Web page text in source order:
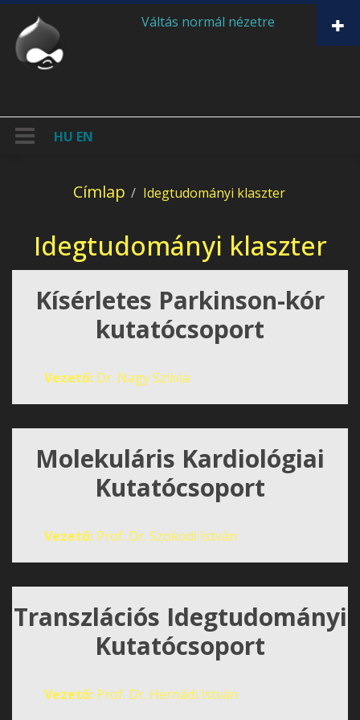
Ugrás a tartalomra
Váltás normál nézetre
HU EN
Címlap Idegtudományi klaszter
Idegtudományi klaszter
Kísérletes Parkinson-kór
kutatócsoport
Vezető: Dr. Nagy Szilvia
Molekuláris Kardiológiai
Kutatócsoport
Vezető: Prof. Dr. Szokodi István
Transzlációs Idegtudományi
Kutatócsoport
Vezető: Prof. Dr. Hernádi István